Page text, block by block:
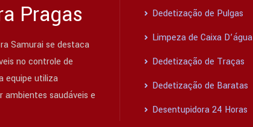
Pragas
Samurai se destaca
no controle de
equipe utiliza
ambientes saudáveis e
Dedetização de Pulgas
Limpeza de Caixa D’água
Dedetização de Traças
Dedetização de Baratas
Desentupidora 24 Horas